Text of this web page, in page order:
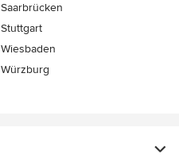
Saarbrücken
Stuttgart
Wiesbaden
Würzburg